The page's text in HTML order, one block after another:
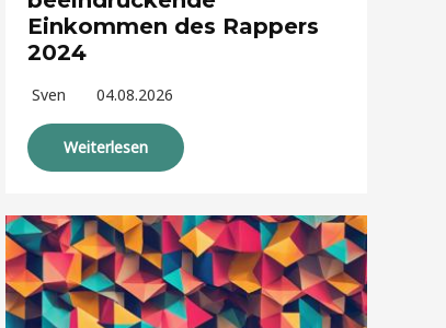
Einkommen des Rappers
2024
Sven 04.08.2026
Weiterlesen